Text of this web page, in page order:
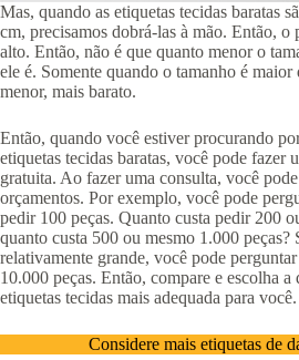
Mas, quando as etiquetas tecidas baratas
cm, precisamos dobrá-las à mão. Então, o
alto. Então, não é que quanto menor o
ele é. Somente quando o tamanho é
menor, mais barato.
Então, quando você estiver procurando
etiquetas tecidas baratas, você pode fazer
gratuita. Ao fazer uma consulta, você
orçamentos. Por exemplo, você pode
pedir 100 peças. Quanto custa pedir 200
quanto custa 500 ou mesmo 1.000 peças?
relativamente grande, você pode
10.000 peças. Então, compare e escolha a
etiquetas tecidas mais adequada para você.
Considere mais etiquetas de